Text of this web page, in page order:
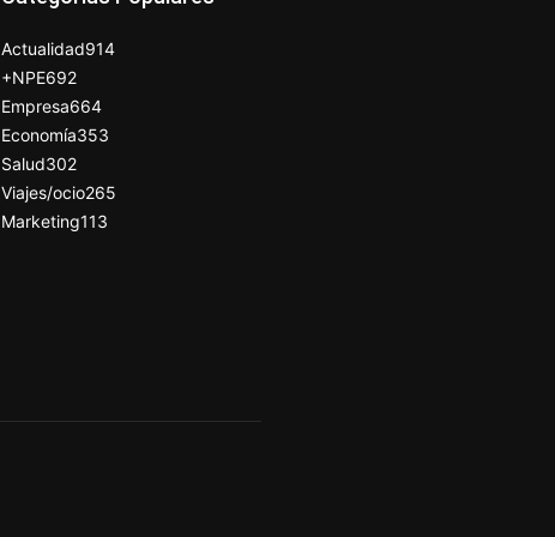
Actualidad914
+NPE692
Empresa664
Economía353
Salud302
Viajes/ocio265
Marketing113